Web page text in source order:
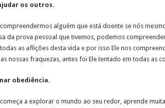
os outros.
alguém que está doente se nós
da prova pessoal que tivemos, podemos
as aflições desta vida e por isso Ele nos
nossas fraquezas, antes foi Ele tentado em todas as
obediência.
a explorar o mundo ao seu redor, aprende